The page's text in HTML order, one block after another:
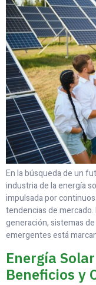
En la búsqueda de un
industria de la energía
impulsada por
tendencias de
generación, sistemas
emergentes está
Energía
Beneficios y